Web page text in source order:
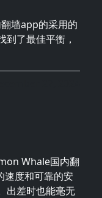
墙app的采用的
到了最佳平衡，
Whale国内翻
速度和可靠的安
出差时也能毫无